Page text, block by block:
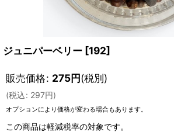
ジュニパーベリー [192]
販売価格: 275円(税別)
(税込: 297円)
オプションにより価格が変わる場合もあります。
この商品は軽減税率の対象です。